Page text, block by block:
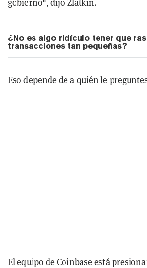
gobierno", dijo Zlatkin.
¿No es algo ridículo tener que
transacciones tan pequeñas?
Eso depende de a quién le
El equipo de Coinbase está